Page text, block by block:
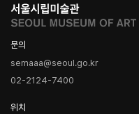
문의
semaaa@seoul.go.kr
02-2124-7400
위치